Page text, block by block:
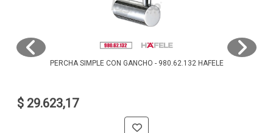
PERCHA SIMPLE CON GANCHO - 980.62.132 HAFELE
$ 29.623,17